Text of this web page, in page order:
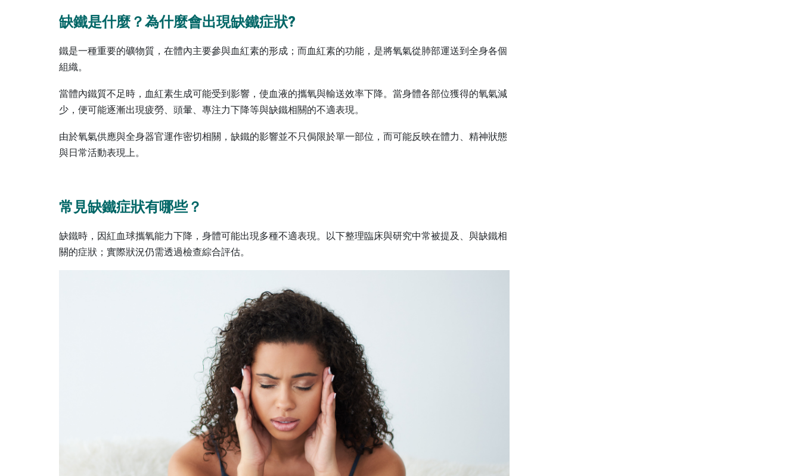
缺鐵是什麼？為什麼會出現缺鐵症狀?
鐵是一種重要的礦物質，在體內主要參與血紅素的形成；而血紅素的功能，是將氧氣從肺部運送到全身各個
組織。
當體內鐵質不足時，血紅素生成可能受到影響，使血液的攜氧與輸送效率下降。當身體各部位獲得的氧氣減
少，便可能逐漸出現疲勞、頭暈、專注力下降等與缺鐵相關的不適表現。
由於氧氣供應與全身器官運作密切相關，缺鐵的影響並不只侷限於單一部位，而可能反映在體力、精神狀態
與日常活動表現上。
常見缺鐵症狀有哪些？
缺鐵時，因紅血球攜氧能力下降，身體可能出現多種不適表現。以下整理臨床與研究中常被提及、與缺鐵相
關的症狀；實際狀況仍需透過檢查綜合評估。